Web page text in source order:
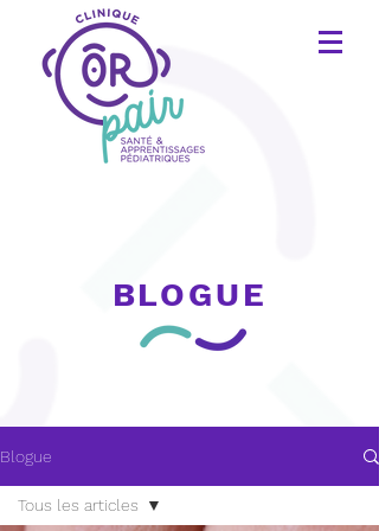
BLOGUE
Blogue
Tous les articles